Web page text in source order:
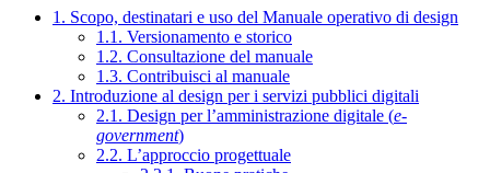
1. Scopo, destinatari e uso del Manuale operativo di design
1.1. Versionamento e storico
1.2. Consultazione del manuale
1.3. Contribuisci al manuale
2. Introduzione al design per i servizi pubblici digitali
2.1. Design per l’amministrazione digitale (e-
government)
2.2. L’approccio progettuale